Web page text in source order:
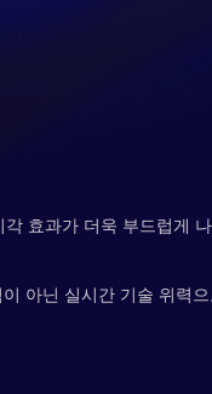
효과가 더욱 부드럽게
아닌 실시간 기술 위력